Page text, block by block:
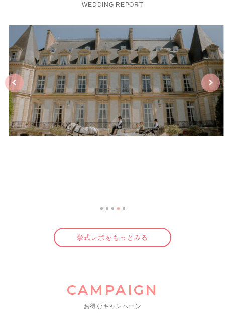
WEDDING REPORT
2025.04.08 Y＆M様ご夫婦
挙式レポをもっとみる
CAMPAIGN
お得なキャンペーン